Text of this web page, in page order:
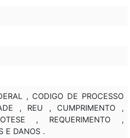
, CODIGO DE PROCESSO
, REU , CUMPRIMENTO ,
, REQUERIMENTO ,
E DANOS .